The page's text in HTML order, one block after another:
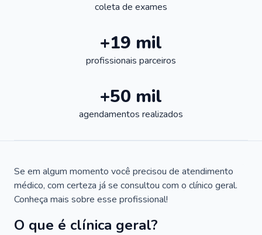
coleta de exames
+19 mil
profissionais parceiros
+50 mil
agendamentos realizados
Se em algum momento você precisou de atendimento
médico, com certeza já se consultou com o clínico geral.
Conheça mais sobre esse profissional!
O que é clínica geral?